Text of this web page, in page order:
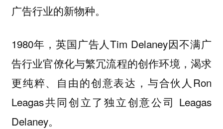
广告行业的新物种。
1980年，英国广告人Tim Delaney因不满广
告行业官僚化与繁冗流程的创作环境，渴求
更纯粹、自由的创意表达，与合伙人Ron
Leagas共同创立了独立创意公司 Leagas
Delaney。